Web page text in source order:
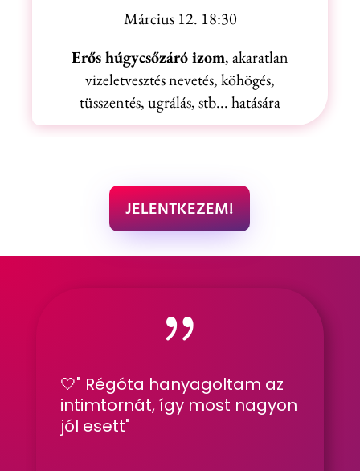
Március12. 18:30
Erős húgycsőzáró izom, akaratlan
vizeletvesztés nevetés, köhögés,
tüsszentés, ugrálás, stb... hatására
JELENTKEZEM!
{
🤍" Régóta hanyagoltam az
intimtornát, így most nagyon
jól esett"